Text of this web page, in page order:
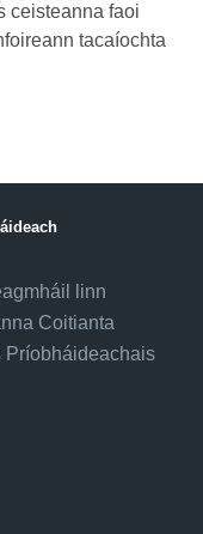
ceisteanna faoi
tacaíochta
linn
Coitianta
Príobháideachais